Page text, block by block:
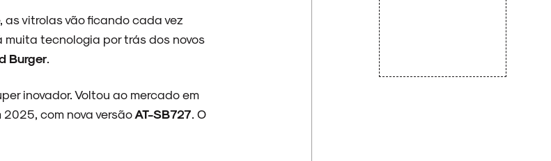
as vitrolas vão ficando cada vez
muita tecnologia por trás dos novos
Burger
inovador. Voltou ao mercado em
com nova versãoAT-SB727 . O